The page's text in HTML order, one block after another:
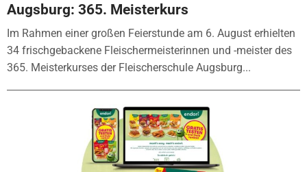
Augsburg: 365. Meisterkurs
Im Rahmen einer großen Feierstunde am 6. August erhielten
34 frischgebackene Fleischermeisterinnen und -meister des
365. Meisterkurses der Fleischerschule Augsburg...